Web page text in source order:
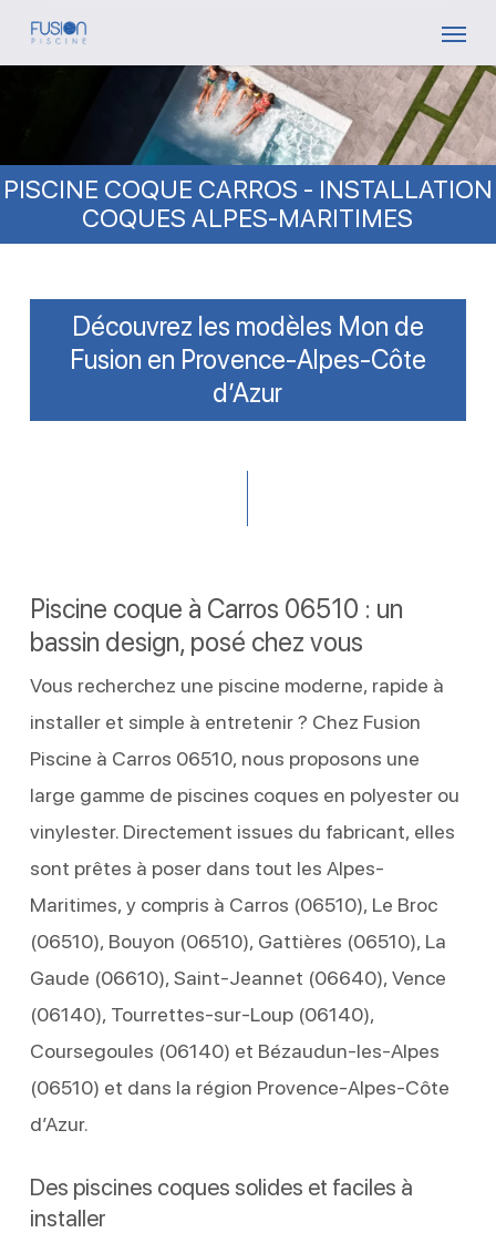
Skip
PISCINE COQUE CARROS - INSTALLATION
COQUES ALPES-MARITIMES
Découvrez les modèles Mon de
Fusion en Provence-Alpes-Côte
d’Azur
Piscine coque à Carros 06510 : un
bassin design, posé chez vous
Vous recherchez une piscine moderne, rapide à
installer et simple à entretenir ? Chez Fusion
Piscine à Carros 06510, nous proposons une
large gamme de piscines coques en polyester ou
vinylester. Directement issues du fabricant, elles
sont prêtes à poser dans tout les Alpes-
Maritimes, y compris à Carros (06510), Le Broc
(06510), Bouyon (06510), Gattières (06510), La
Gaude (06610), Saint-Jeannet (06640), Vence
(06140), Tourrettes-sur-Loup (06140),
Coursegoules (06140) et Bézaudun-les-Alpes
(06510) et dans la région Provence-Alpes-Côte
d’Azur.
Des piscines coques solides et faciles à
installer